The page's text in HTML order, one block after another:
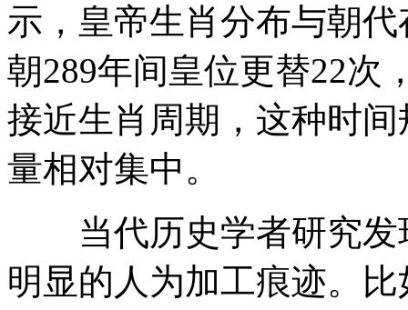
示，皇帝生肖分布与朝
朝289年间皇位更替22次
接近生肖周期，这种时
量相对集中。
当代历史学者研究发
明显的人为加工痕迹。